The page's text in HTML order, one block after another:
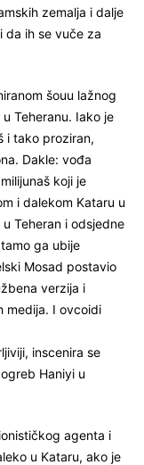
zemalja i dalje
da ih se vuče za
šouu lažnog
Teheranu. Iako je
i tako proziran,
Dakle: vođa
koji je
i dalekom Kataru u
Teheran i odsjedne
ga ubije
Mosad postavio
verzija i
medija. I ovcoidi
inscenira se
Haniyi u
agenta i
u Kataru, ako je